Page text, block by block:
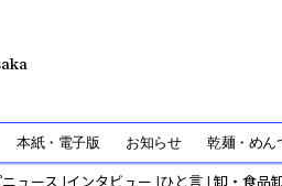
本紙・電子版 お知らせ 乾麺・めん
ュース |インタビュー |ひと言 |卸・食品